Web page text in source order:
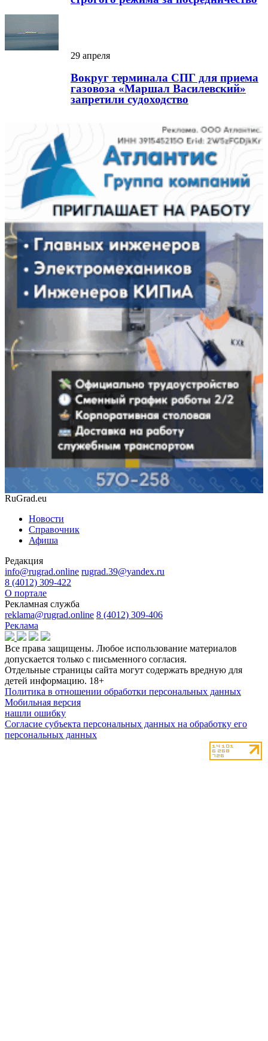
29 апреля
Вокруг терминала СПГ для приема
газовоза «Маршал Василевский»
запретили судоходство
RuGrad.eu
Новости
Справочник
Афиша
Редакция
info@rugrad.online rugrad.39@yandex.ru
8 (4012) 309-422
О портале
Рекламная служба
reklama@rugrad.online 8 (4012) 309-406
Реклама
Все права защищены. Любое использование материалов
допускается только с письменного согласия.
Отдельные страницы сайта могут содержать вредную для
детей информацию. 18+
Политика в отношении обработки персональных данных
Мобильная версия
нашли ошибку
Согласие субъекта персональных данных на обработку его
персональных данных